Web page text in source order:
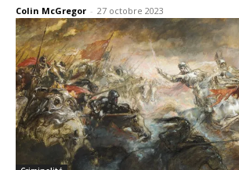
Colin McGregor - 27 octobre 2023